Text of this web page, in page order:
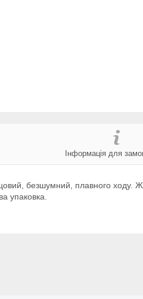
Інформація для
безшумний, плавного ходу.
упаковка.